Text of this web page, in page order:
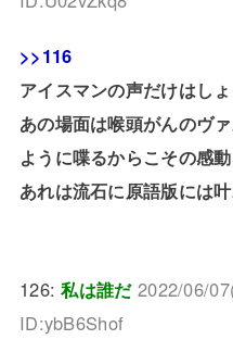
>>116
アイスマンの声だけはし
あの場面は喉頭がんのヴ
ように喋るからこその感
あれは流石に原語版には
126:私は誰だ 2022/06/
ID:ybB6Shof